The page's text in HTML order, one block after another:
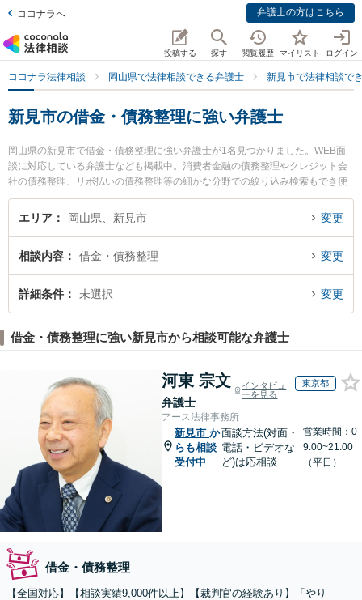
ココナラへ 弁護士の方はこちら
投稿する 探す 閲覧履歴 マイリスト ログイン
ココナラ法律相談 岡山県で法律相談できる弁護士 新見市で法律相談で
新見市の借金・債務整理に強い弁護士
岡山県の新見市で借金・債務整理に強い弁護士が1名見つかりました。WEB面
談に対応している弁護士なども掲載中。消費者金融の債務整理やクレジット会
社の債務整理、リボ払いの債務整理等の細かな分野での絞り込み検索もでき便
利です。特に弁護士法人岡山パブリック法律事務所 ゆずりは新見支所の大山 知
康弁護士のプロフィール情報や弁護士費用、強みなどが注目されています。
検索したい』『初回相談無料で借金・債務整理を法律相談できる新見市内の弁
護士に相談予約したい』などでお困りの相談者さんにおすすめです。
エリア 岡山県、新見市 変更
相談内容 借金・債務整理 変更
詳細条件 未選択 変更
借金・債務整理に強い新見市から相談可能な弁護士
河東 宗文
弁護士
インタビュ
ーを見る
東京都
アース法律事務所
新見市 か
らも相談
受付中
面談方法(対面・
電話・ビデオな
ど)は応相談
営業時間：0
9:00~21:00
（平日）
借金・債務整理
【全国対応】【相談実績9,000件以上】【裁判官の経験あり】「やり